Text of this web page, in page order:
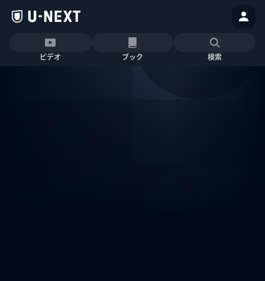
ビデオ ブック 検索